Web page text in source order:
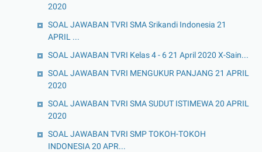
2020
SOAL JAWABAN TVRI SMA Srikandi Indonesia 21
APRIL ...
SOAL JAWABAN TVRI Kelas 4 - 6 21 April 2020 X-Sain...
SOAL JAWABAN TVRI MENGUKUR PANJANG 21 APRIL
2020
SOAL JAWABAN TVRI SMA SUDUT ISTIMEWA 20 APRIL
2020
SOAL JAWABAN TVRI SMP TOKOH-TOKOH
INDONESIA 20 APR...